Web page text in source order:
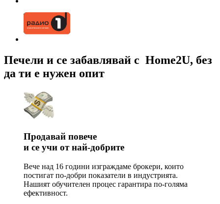
Печели и се забавлявай с Home2U, без
да ти е нужен опит
Продавай повече
и се учи от най-добрите
Вече над 16 години изграждаме брокери, които
постигат по-добри показатели в индустрията.
Нашият обучителен процес гарантира по-голяма
ефективност.